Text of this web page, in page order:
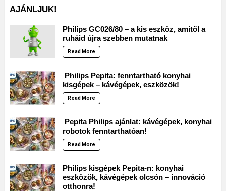
AJÁNLJUK!
Philips GC026/80 – a kis eszköz, amitől a
ruháid újra szebben mutatnak
Read More
Philips Pepita: fenntartható konyhai
kisgépek – kávégépek, eszközök!
Read More
Pepita Philips ajánlat: kávégépek, konyhai
robotok fenntarthatóan!
Read More
Philips kisgépek Pepita-n: konyhai
eszközök, kávégépek olcsón – innováció
otthonra!